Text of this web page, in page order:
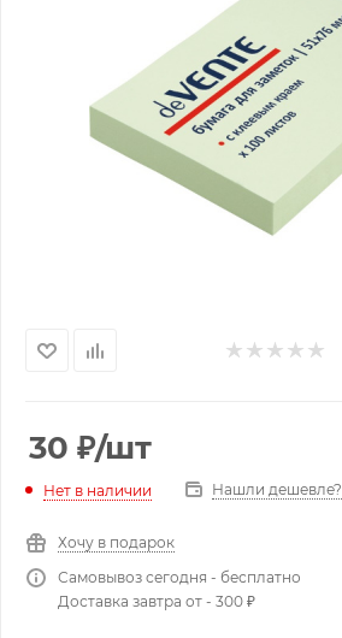
30 ₽/шт
Нет в наличии Нашли дешевле?
Хочу в подарок
Самовывоз сегодня - бесплатно
Доставка завтра от - 300 ₽